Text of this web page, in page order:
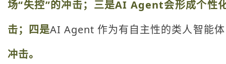
场“失控”的冲击；三是AI Agent会形成个性
击；四是AI Agent 作为有自主性的类人智能
冲击。